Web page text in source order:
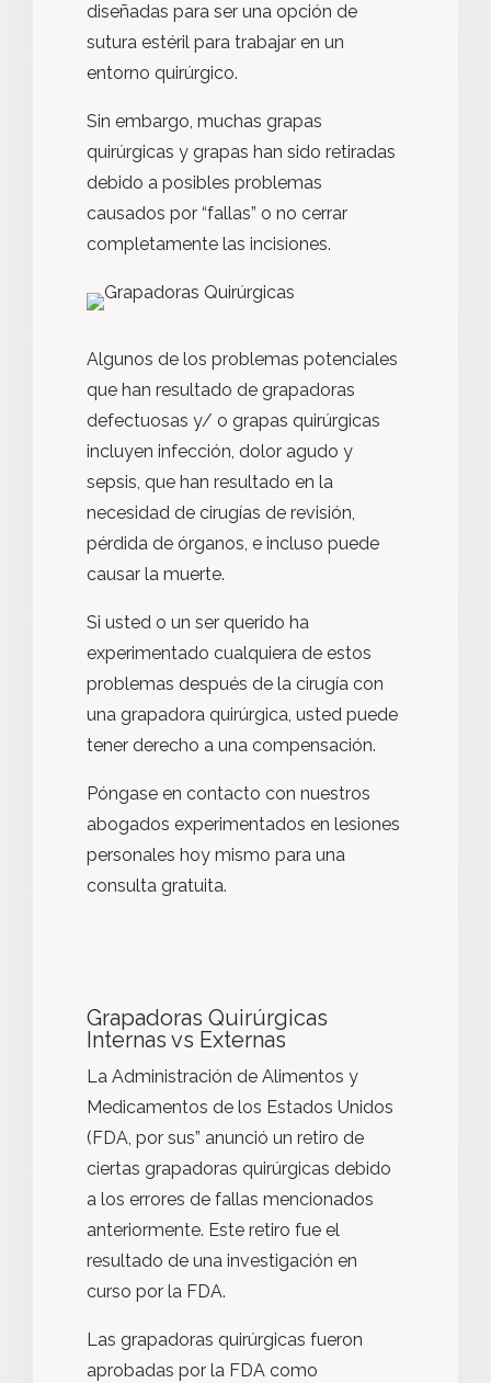
diseñadas para ser una opción de
sutura estéril para trabajar en un
entorno quirúrgico.
Sin embargo, muchas grapas
quirúrgicas y grapas han sido retiradas
debido a posibles problemas
causados por “fallas” o no cerrar
completamente las incisiones.
Algunos de los problemas potenciales
que han resultado de grapadoras
defectuosas y/ o grapas quirúrgicas
incluyen infección, dolor agudo y
sepsis, que han resultado en la
necesidad de cirugías de revisión,
pérdida de órganos, e incluso puede
causar la muerte.
Si usted o un ser querido ha
experimentado cualquiera de estos
problemas después de la cirugía con
una grapadora quirúrgica, usted puede
tener derecho a una compensación.
Póngase en contacto con nuestros
abogados experimentados en lesiones
personales hoy mismo para una
consulta gratuita.
Grapadoras Quirúrgicas
Internas vs Externas
La Administración de Alimentos y
Medicamentos de los Estados Unidos
(FDA, por sus” anunció un retiro de
ciertas grapadoras quirúrgicas debido
a los errores de fallas mencionados
anteriormente. Este retiro fue el
resultado de una investigación en
curso por la FDA.
Las grapadoras quirúrgicas fueron
aprobadas por la FDA como